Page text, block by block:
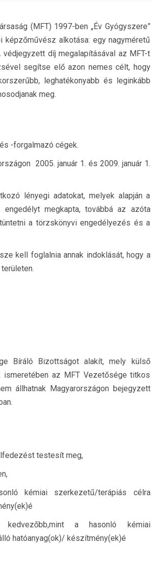
(MFT) 1997-ben „Év Gyógyszere”
alkotása: egy nagyméretű
díj megalapításával az MFT-t
segítse elő azon nemes célt, hogy
leghatékonyabb és leginkább
meg.
-forgalmazó cégek.
2005. január 1. és 2009. január 1.
lényegi adatokat, melyek alapján a
megkapta, továbbá az azóta
a törzskönyvi engedélyezés és a
kell foglalnia annak indoklását, hogy a
Bíráló Bizottságot alakít, mely külső
az MFT Vezetősége titkos
állhatnak Magyarországon bejegyzett
testesít meg,
kémiai szerkezetű/terápiás célra
kedvezőbb,mint a hasonló kémiai
hatóanyag(ok)/ készítmény(ek)é